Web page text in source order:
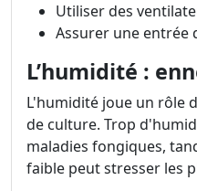
Utiliser des
Assurer une entrée
L’humidité :
L'humidité joue un rôle
de culture. Trop
maladies fongiques,
faible peut stresser les